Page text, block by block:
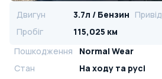
Двигун 3.7л / Бензин Привід
Пробіг
115,025 км
Пошкодження
Normal Wear
Стан
На ​​ходу та русі